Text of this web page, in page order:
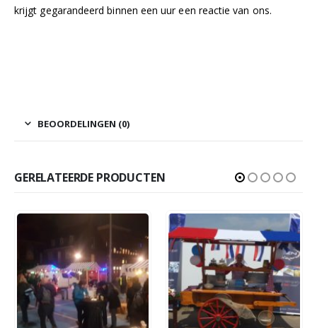
krijgt gegarandeerd binnen een uur een reactie van ons.
BEOORDELINGEN (0)
GERELATEERDE PRODUCTEN